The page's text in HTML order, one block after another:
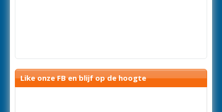
Like onze FB en blijf op de hoogte